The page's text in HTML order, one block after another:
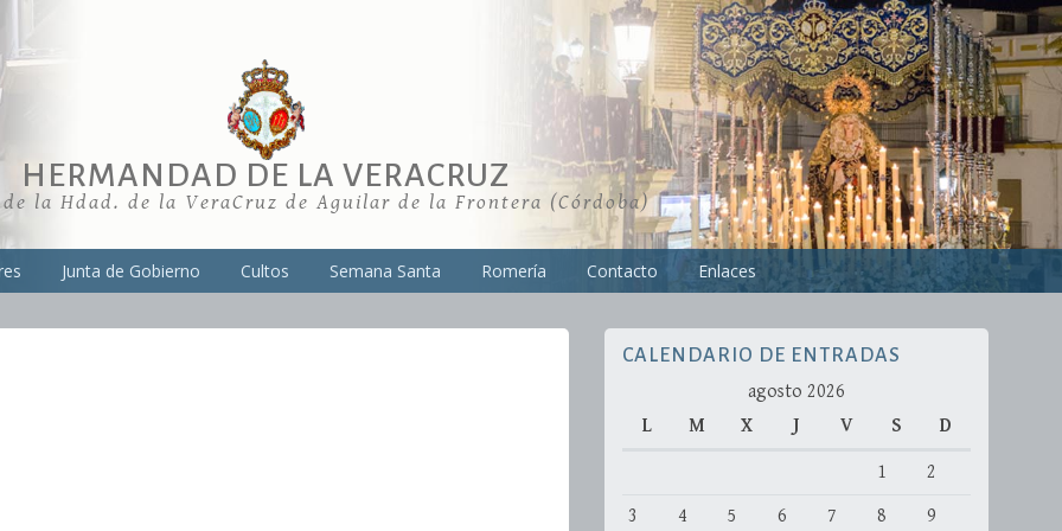
HERMANDAD DE LA VERACRUZ
de la Hdad. de la VeraCruz de Aguilar de la Frontera (Córdoba)
Junta de Gobierno Cultos Semana Santa Romería Contacto Enlaces
CALENDARIO DE ENTRADAS
agosto 2026
L
M X J V S D
1
2
3
4 5 6 7 8
9